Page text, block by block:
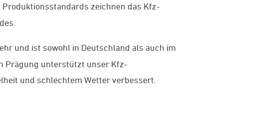
Produktionsstandards zeichnen das Kfz-
und ist sowohl in Deutschland als auch im
Prägung unterstützt unser Kfz-
und schlechtem Wetter verbessert.